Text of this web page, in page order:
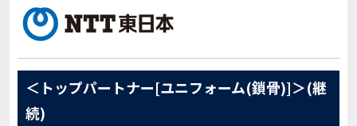
＜トップパートナー[ユニフォーム(鎖骨)]＞(継
続)